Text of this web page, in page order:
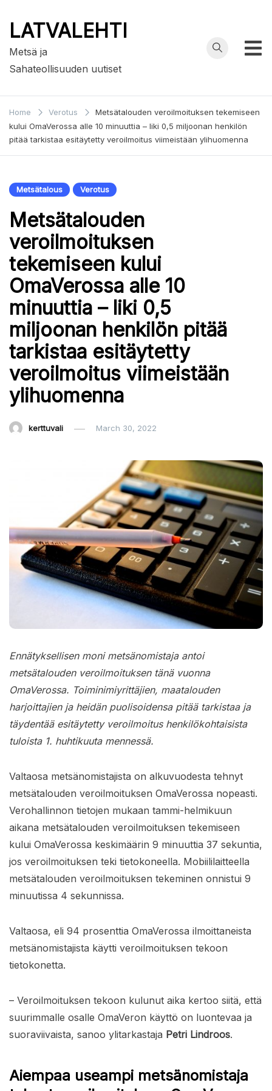
LATVALEHTI
Metsä ja
Sahateollisuuden uutiset
Home Verotus
Metsätalouden veroilmoituksen tekemiseen
kului OmaVerossa alle 10 minuuttia – liki 0,5 miljoonan henkilön
pitää tarkistaa esitäytetty veroilmoitus viimeistään ylihuomenna
Metsätalous Verotus
Metsätalouden
veroilmoituksen
tekemiseen kului
OmaVerossa alle 10
minuuttia – liki 0,5
miljoonan henkilön pitää
tarkistaa esitäytetty
veroilmoitus viimeistään
ylihuomenna
kerttuvali March 30, 2022
Ennätyksellisen moni metsänomistaja antoi
metsätalouden veroilmoituksen tänä vuonna
OmaVerossa. Toiminimiyrittäjien, maatalouden
harjoittajien ja heidän puolisoidensa pitää tarkistaa ja
täydentää esitäytetty veroilmoitus henkilökohtaisista
tuloista 1. huhtikuuta mennessä.
Valtaosa metsänomistajista on alkuvuodesta tehnyt
metsätalouden veroilmoituksen OmaVerossa nopeasti.
Verohallinnon tietojen mukaan tammi-helmikuun
aikana metsätalouden veroilmoituksen tekemiseen
kului OmaVerossa keskimäärin 9 minuuttia 37 sekuntia,
jos veroilmoituksen teki tietokoneella. Mobiililaitteella
metsätalouden veroilmoituksen tekeminen onnistui 9
minuutissa 4 sekunnissa.
Valtaosa, eli 94 prosenttia OmaVerossa ilmoittaneista
metsänomistajista käytti veroilmoituksen tekoon
tietokonetta.
– Veroilmoituksen tekoon kulunut aika kertoo siitä, että
suurimmalle osalle OmaVeron käyttö on luontevaa ja
suoraviivaista, sanoo ylitarkastaja Petri Lindroos.
Aiempaa useampi metsänomistaja